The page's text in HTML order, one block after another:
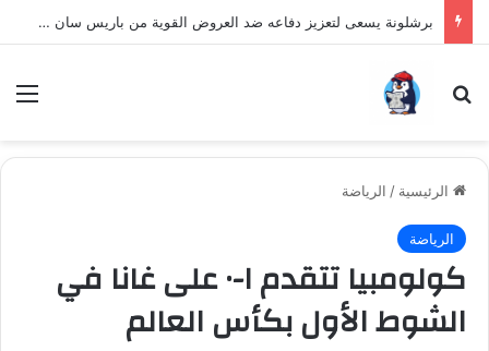
برشلونة يسعى لتعزيز دفاعه ضد العروض القوية من باريس سان جيرمان لنجم الأرجنتين
بحث عن
الرئيسية / الرياضة
الرياضة
كولومبيا تتقدم ١-٠ على غانا في
الشوط الأول بكأس العالم